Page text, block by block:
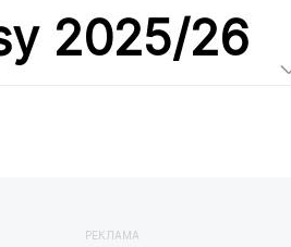
2025/26
РЕКЛАМА